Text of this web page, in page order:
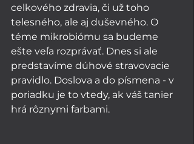
celkového zdravia, či už toho
telesného, ale aj duševného. O
téme mikrobiómu sa budeme
ešte veľa rozprávať. Dnes si ale
predstavíme dúhové stravovacie
pravidlo. Doslova a do písmena - v
poriadku je to vtedy, ak váš tanier
hrá rôznymi farbami.